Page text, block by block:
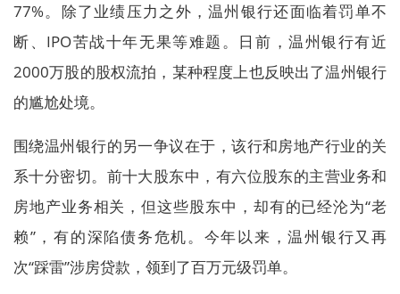
77%。除了业绩压力之外，温州银行还面临着罚单不
断、IPO苦战十年无果等难题。日前，温州银行有近
2000万股的股权流拍，某种程度上也反映出了温州银行
的尴尬处境。
围绕温州银行的另一争议在于，该行和房地产行业的关
系十分密切。前十大股东中，有六位股东的主营业务和
房地产业务相关，但这些股东中，却有的已经沦为“老
赖”，有的深陷债务危机。今年以来，温州银行又再
次“踩雷”涉房贷款，领到了百万元级罚单。